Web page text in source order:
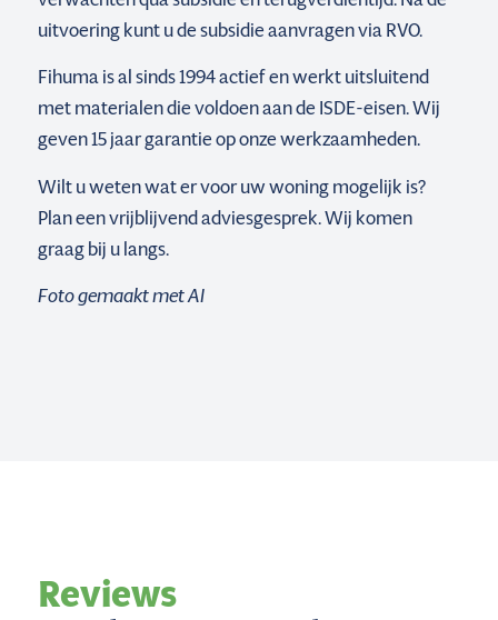
uitvoering kunt u de subsidie aanvragen via RVO.
Fihuma is al sinds 1994 actief en werkt uitsluitend
met materialen die voldoen aan de ISDE-eisen. Wij
geven 15 jaar garantie op onze werkzaamheden.
Wilt u weten wat er voor uw woning mogelijk is?
Plan een vrijblijvend adviesgesprek. Wij komen
graag bij u langs.
Foto gemaakt met AI
Reviews